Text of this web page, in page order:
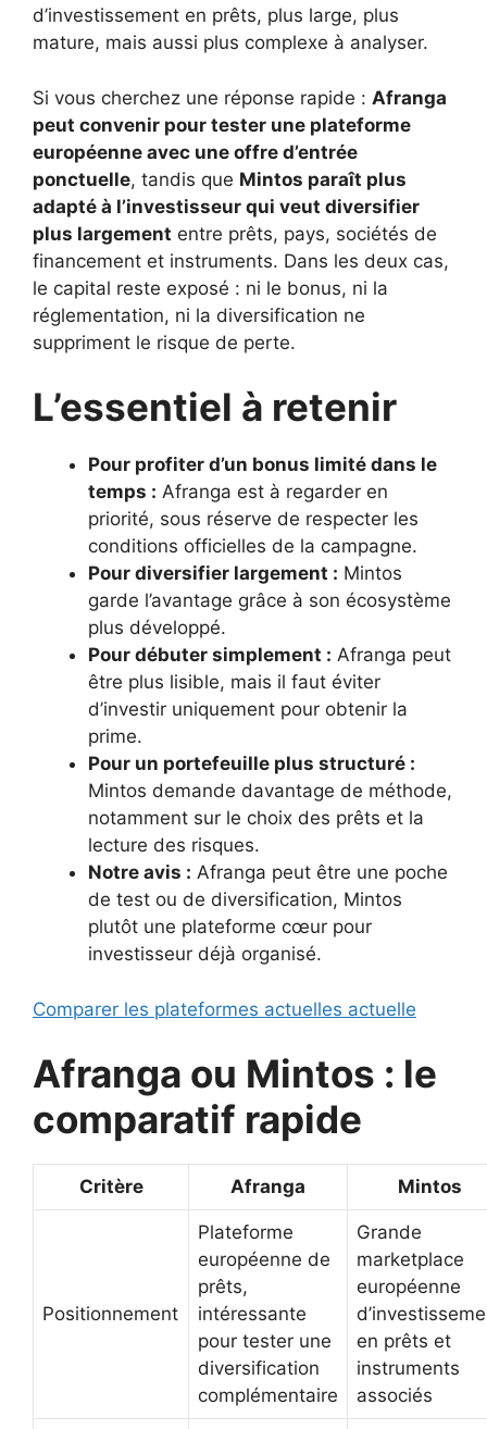
d’investissement en prêts, plus large, plus
mature, mais aussi plus complexe à analyser.
Si vous cherchez une réponse rapide : Afranga
peut convenir pour tester une plateforme
européenne avec une offre d’entrée
ponctuelle, tandis que Mintos paraît plus
adapté à l’investisseur qui veut diversifier
plus largement entre prêts, pays, sociétés de
financement et instruments. Dans les deux cas,
le capital reste exposé : ni le bonus, ni la
réglementation, ni la diversification ne
suppriment le risque de perte.
L’essentiel à retenir
Pour profiter d’un bonus limité dans le
temps : Afranga est à regarder en
priorité, sous réserve de respecter les
conditions officielles de la campagne.
Pour diversifier largement : Mintos
garde l’avantage grâce à son écosystème
plus développé.
Pour débuter simplement : Afranga peut
être plus lisible, mais il faut éviter
d’investir uniquement pour obtenir la
prime.
Pour un portefeuille plus structuré :
Mintos demande davantage de méthode,
notamment sur le choix des prêts et la
lecture des risques.
Notre avis : Afranga peut être une poche
de test ou de diversification, Mintos
plutôt une plateforme cœur pour
investisseur déjà organisé.
Comparer les plateformes actuelles actuelle
Afranga ou Mintos : le
comparatif rapide
Critère Afranga Mintos
Positionnement
Plateforme
européenne de
prêts,
intéressante
pour tester une
diversification
complémentaire
Grande
marketplace
européenne
en prêts et
instruments
associés